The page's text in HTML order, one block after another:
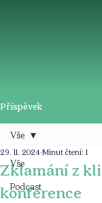
Příspěvek
Vše
Podcast
Vše
Zklamání z
konference
29. 11. 2024 Minut čtení: 1